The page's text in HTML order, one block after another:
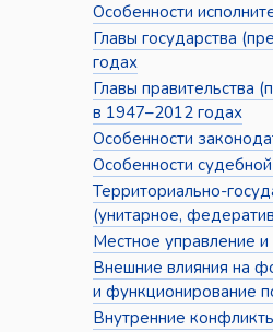
Особенности
Главы государства
годах
Главы правительства
в 1947–2012 годах
Особенности
Особенности судебной
Территориально-
(унитарное,
Местное управление
Внешние влияния на
и функционирование
Внутренние